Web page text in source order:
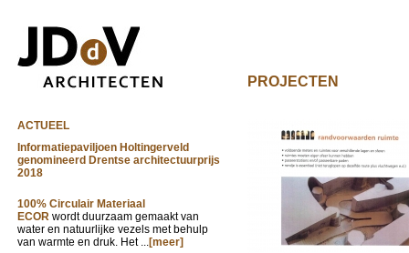
PROJECTEN
ACTUEEL
Informatiepaviljoen Holtingerveld
genomineerd Drentse architectuurprijs
2018
100% Circulair Materiaal
ECOR wordt duurzaam gemaakt van
water en natuurlijke vezels met behulp
van warmte en druk. Het ...[meer]